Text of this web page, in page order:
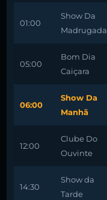
01:00
Show Da
Madrugada
05:00
Bom Dia
Caiçara
06:00
Show Da
Manhã
12:00
Clube Do
Ouvinte
14:30
Show da
Tarde